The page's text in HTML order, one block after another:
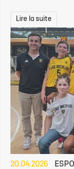
Lire la suite
20.04.2026